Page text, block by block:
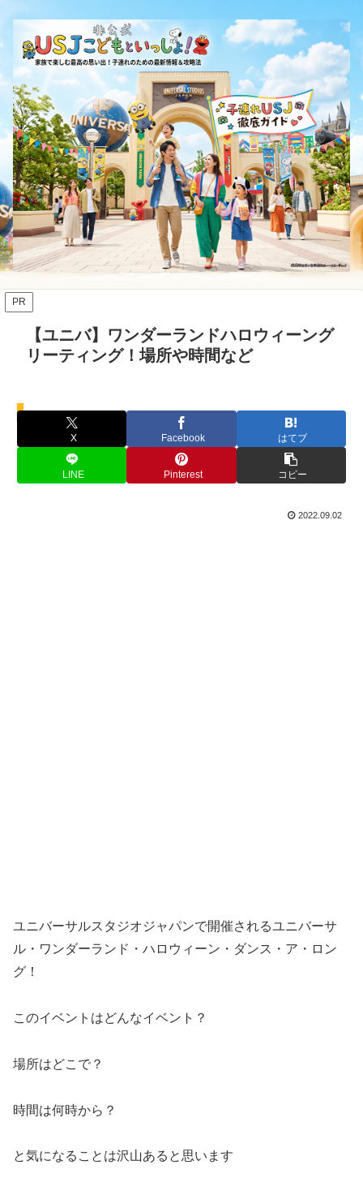
PR
【ユニバ】ワンダーランドハロウィーング
リーティング！場所や時間など
イベント情報
X Facebook はてブ
LINE Pinterest コピー
2022.09.02
ユニバーサルスタジオジャパンで開催されるユニバーサ
ル・ワンダーランド・ハロウィーン・ダンス・ア・ロン
グ！
このイベントはどんなイベント？
場所はどこで？
時間は何時から？
と気になることは沢山あると思います